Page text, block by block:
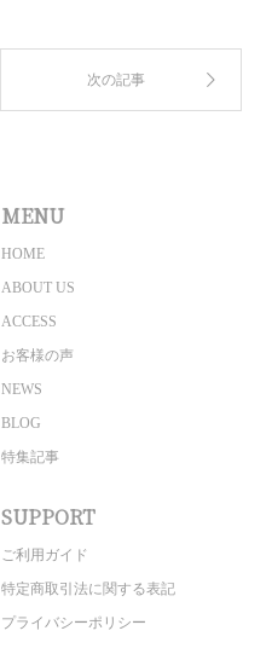
MENU
HOME
ABOUT US
ACCESS
お客様の声
NEWS
BLOG
特集記事
SUPPORT
ご利用ガイド
特定商取引法に関する表記
プライバシーポリシー